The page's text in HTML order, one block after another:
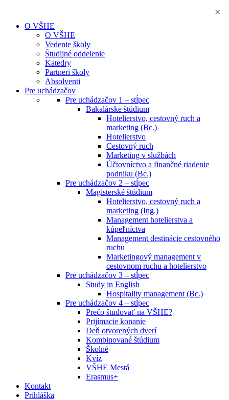
O VŠHE
O VŠHE
Vedenie školy
Študijné oddelenie
Katedry
Partneri školy
Absolventi
Pre uchádzačov
Pre uchádzačov 1 – stĺpec
Bakalárske štúdium
Hotelierstvo, cestovný ruch a
marketing (Bc.)
Hotelierstvo
Cestovný ruch
Marketing v službách
Účtovníctvo a finančné riadenie
podniku (Bc.)
Pre uchádzačov 2 – stĺpec
Magisterské štúdium
Hotelierstvo, cestovný ruch a
marketing (Ing.)
Management hotelierstva a
kúpeľníctva
Management destinácie cestovného
ruchu
Marketingový management v
cestovnom ruchu a hotelierstvo
Pre uchádzačov 3 – stĺpec
Study in English
Hospitality management (Bc.)
Pre uchádzačov 4 – stĺpec
Prečo študovať na VŠHE?
Prijímacie konanie
Deň otvorených dverí
Kombinované štúdium
Školné
Kvíz
VŠHE Mestá
Erasmus+
Kontakt
Prihláška
×